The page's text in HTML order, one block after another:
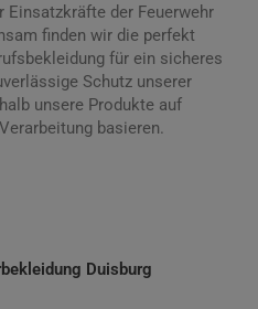
Einsatzkräfte der Feuerwehr
finden wir die perfekt
für ein sicheres
Schutz unserer
unsere Produkte auf
basieren.
Duisburg